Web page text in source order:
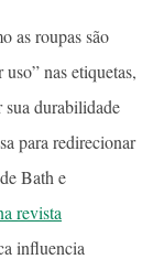
as roupas são
nas etiquetas,
durabilidade
para redirecionar
Bath e
revista
influencia